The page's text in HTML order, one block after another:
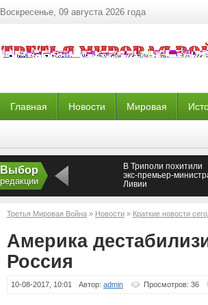
Воскресенье, 09 августа 2026 года
Главная Новости Мировая
Выбор
редакции
В Триполи похитили
экс-премьер-
Ливии
Третья Мировая Война » Новости » Краткие новости
Америка
Россия
10-08-2017, 10:01 Автор: admin Просмотров: 36